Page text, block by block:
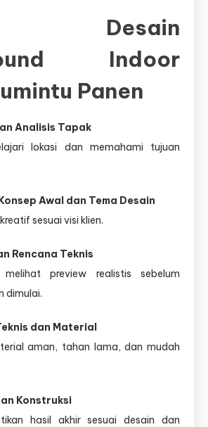
Desain
Indoor
Panen
Analisis Tapak
lokasi dan memahami tujuan
Awal dan Tema Desain
sesuai visi klien.
Rencana Teknis
preview realistis sebelum
dimulai.
dan Material
aman, tahan lama, dan mudah
Konstruksi
hasil akhir sesuai desain dan